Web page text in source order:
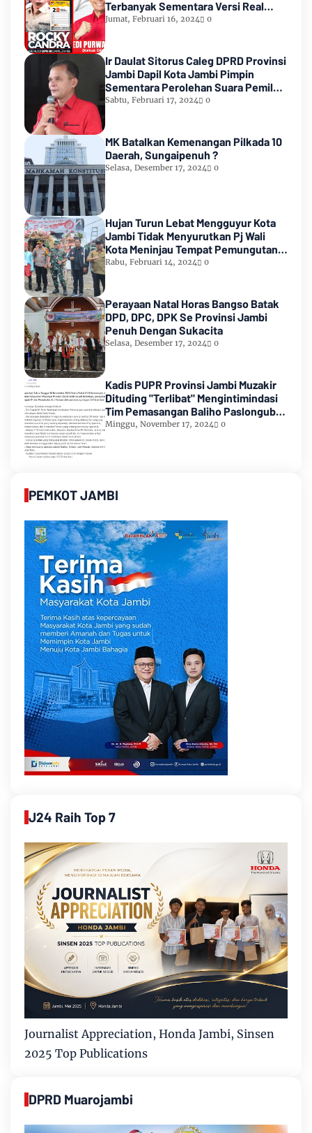
Terbanyak Sementara Versi Real
Count KPU RI
Jumat, Februari 16, 2024 0
Ir Daulat Sitorus Caleg DPRD Provinsi
Jambi Dapil Kota Jambi Pimpin
Sementara Perolehan Suara Pemilu
2024
Sabtu, Februari 17, 2024 0
MK Batalkan Kemenangan Pilkada 10
Daerah, Sungaipenuh ?
Selasa, Desember 17, 2024 0
Hujan Turun Lebat Mengguyur Kota
Jambi Tidak Menyurutkan Pj Wali
Kota Meninjau Tempat Pemungutan
Suara Pemilu 2024
Rabu, Februari 14, 2024 0
Perayaan Natal Horas Bangso Batak
DPD, DPC, DPK Se Provinsi Jambi
Penuh Dengan Sukacita
Selasa, Desember 17, 2024 0
Kadis PUPR Provinsi Jambi Muzakir
Dituding "Terlibat" Mengintimindasi
Tim Pemasangan Baliho Paslongub
Romi-Sudirman
Minggu, November 17, 2024 0
PEMKOT JAMBI
J24 Raih Top 7
Journalist Appreciation, Honda Jambi, Sinsen
2025 Top Publications
DPRD Muarojambi